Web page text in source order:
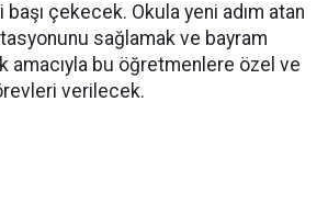
başı çekecek. Okula yeni adım atan
sağlamak ve bayram
amacıyla bu öğretmenlere özel ve
verilecek.